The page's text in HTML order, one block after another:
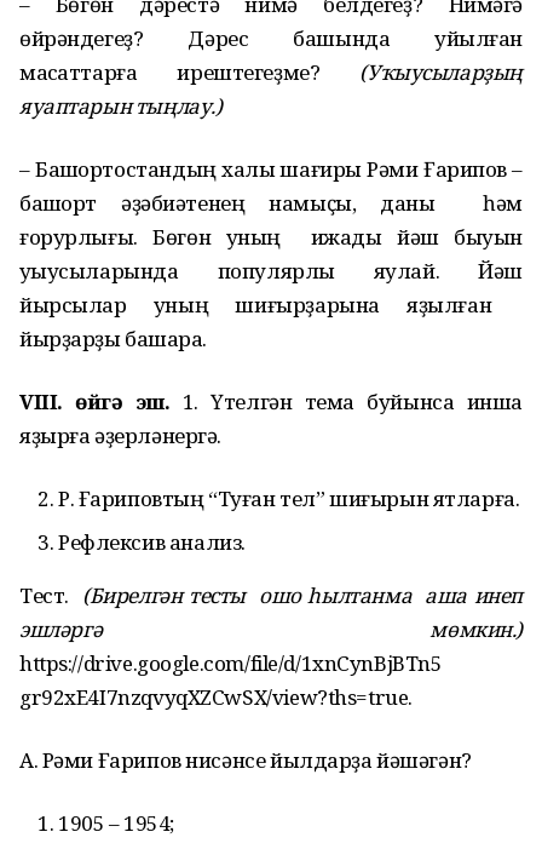
өйрәндегеҙ? Дәрес башында ҡуйылған
маҡсаттарға ирештегеҙме? (Уҡыусыларҙың
яуаптарын тыңлау.)
– Башҡортостандың халыҡ шағиры Рәми Ғарипов –
башҡорт әҙәбиәтенең намыҫы, даны һәм
ғорурлығы. Бөгөн уның ижады йәш быуын
уҡыусыларында популярлыҡ яулай. Йәш
йырсылар уның шиғырҙарына яҙылған
йырҙарҙы башҡара.
VIII. өйгә эш. 1. Үтелгән тема буйынса инша
яҙырға әҙерләнергә.
Р. Ғариповтың “Туған тел” шиғырын ятларға.
Рефлексив анализ.
Тест.
(Бирелгән тесты ошоһылтанма аша инеп
эшләргәмөмкин.)
https://drive.google.com/file/d/1xnCynBjBTn5
gr92xE4I7nzqvyqXZCwSX/view?ths=true.
А. Рәми Ғарипов нисәнсе йылдарҙа йәшәгән?
1905 – 1954;